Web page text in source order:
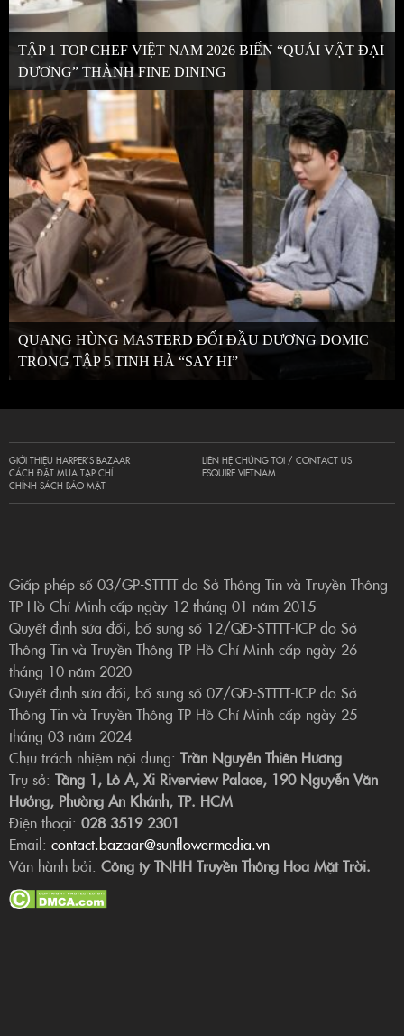
TẬP 1 TOP CHEF VIỆT NAM 2026 BIẾN “QUÁI VẬT ĐẠI
DƯƠNG” THÀNH FINE DINING
QUANG HÙNG MASTERD ĐỐI ĐẦU DƯƠNG DOMIC
TRONG TẬP 5 TINH HÀ “SAY HI”
GIỚI THIỆU HARPER’S BAZAAR
CÁCH ĐẶT MUA TẠP CHÍ
CHÍNH SÁCH BẢO MẬT
LIÊN HỆ CHÚNG TÔI / CONTACT US
ESQUIRE VIETNAM
Giấp phép số 03/GP-STTTT do Sở Thông Tin và Truyền Thông
TP Hồ Chí Minh cấp ngày 12 tháng 01 năm 2015
Quyết định sửa đổi, bổ sung số 12/QĐ-STTTT-ICP do Sở
Thông Tin và Truyền Thông TP Hồ Chí Minh cấp ngày 26
tháng 10 năm 2020
Quyết định sửa đổi, bổ sung số 07/QĐ-STTTT-ICP do Sở
Thông Tin và Truyền Thông TP Hồ Chí Minh cấp ngày 25
tháng 03 năm 2024
Chịu trách nhiệm nội dung: Trần Nguyễn Thiên Hương
Trụ sở: Tầng 1, Lô A, Xi Riverview Palace, 190 Nguyễn Văn
Hưởng, Phường An Khánh, TP. HCM
Điện thoại: 028 3519 2301
Email: contact.bazaar@sunflowermedia.vn
Vận hành bởi: Công ty TNHH Truyền Thông Hoa Mặt Trời.